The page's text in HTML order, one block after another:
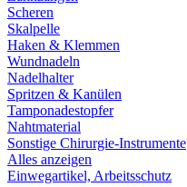
Scheren
Skalpelle
Haken & Klemmen
Wundnadeln
Nadelhalter
Spritzen & Kanülen
Tamponadestopfer
Nahtmaterial
Sonstige Chirurgie-Instrumente
Alles anzeigen
Einwegartikel, Arbeitsschutz